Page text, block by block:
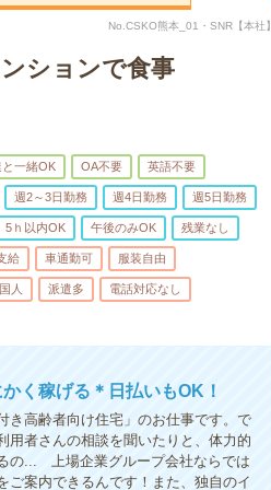
No.CSKO熊本_01・SNR【本社】
ションで食事
一緒OK OA不要 英語不要
週2～3日勤務 週4日勤務 週5日勤務
5ｈ以内OK 午後のみOK 残業なし
給 車通勤可 服装自由
人 派遣多 電話対応なし
く稼げる＊日払いもOK！
高齢者向け住宅」のお仕事です。で
用者さんの相談を聞いたりと、体力的
の... 上場企業グループ会社ならでは
ご案内できるんです！また、独自のイ